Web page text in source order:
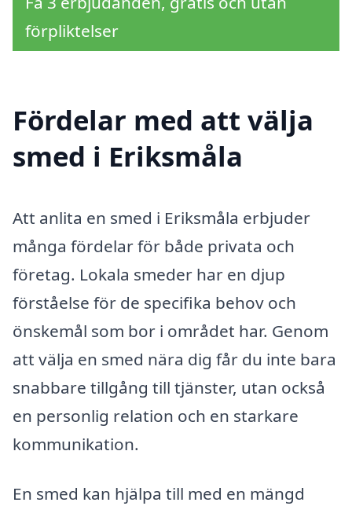
förpliktelser
Fördelar med att välja
smed i Eriksmåla
Att anlita en smed i Eriksmåla erbjuder
många fördelar för både privata och
företag. Lokala smeder har en djup
förståelse för de specifika behov och
önskemål som bor i området har. Genom
att välja en smed nära dig får du inte bara
snabbare tillgång till tjänster, utan också
en personlig relation och en starkare
kommunikation.
En smed kan hjälpa till med en mängd